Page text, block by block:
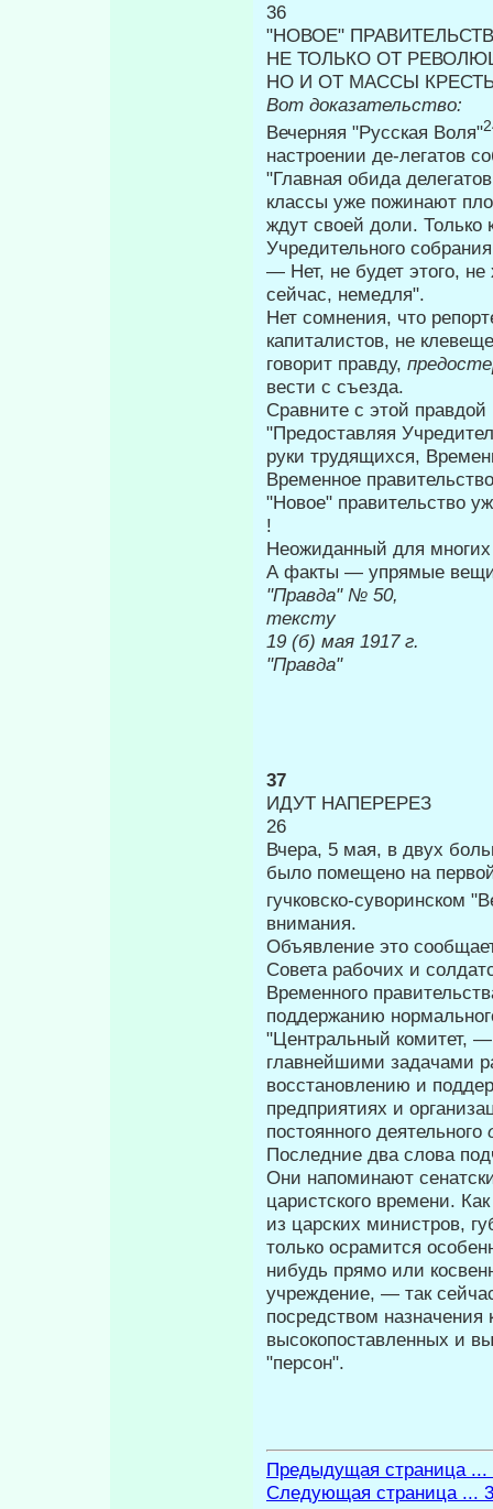
36
"НОВОЕ"
НЕ ТОЛЬКО ОТ
НО И ОТ МАССЫ
Вот доказательство:
Вечерняя "Русская Воля"
настроении де-легатов
"Главная обида
классы уже пожинают
ждут своей доли. Только
Учредительного
— Нет, не будет этого,
сейчас, немедля".
Нет сомнения, что
капита­листов, не
говорит правду,
вести с съезда.
Сравните с этой правдой
"Предоставляя
руки трудящихся,
Временное
"Новое" правительство
!
Неожиданный для
А факты — упрямые вещи,
"Правда"
тексту
19 (б)
"Правда"
37
ИДУТ НАПЕРЕРЕЗ
26
Вчера, 5 мая, в двух
было помещено на
гучковско-суворинском
внимания.
Объявление это
Совета ра­бочих и
Временного
поддержанию
"Центральный комитет,
главнейшими задачами
восстановлению и
предприятиях и
постоянного дея­тельного
Последние два слова
Они напоминают
ца­ристского времени.
из царских министров,
только осрамится
нибудь прямо или
учреждение, — так
посредством
высокопоставленных и
"персон".
Предыдущая страница ...
Следующая страница ...